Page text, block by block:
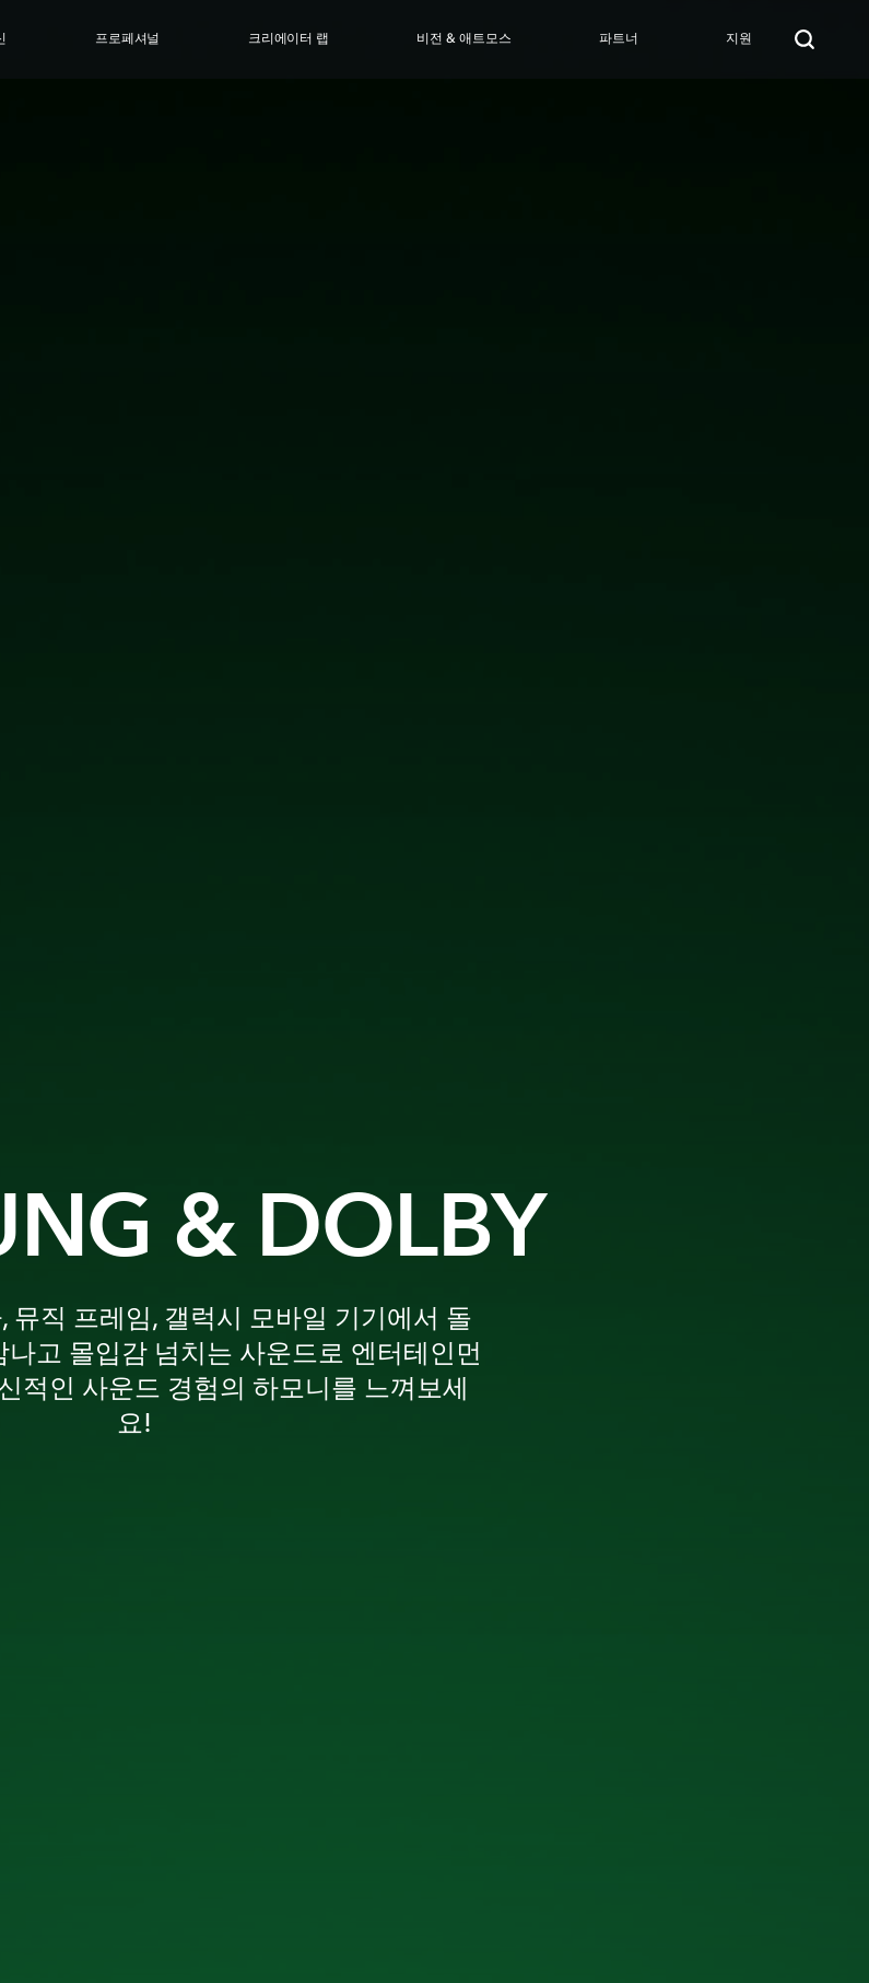
프로페셔널 크리에이터 랩 비전 & 애트모스 파트너 지원
& DOLBY
뮤직 프레임, 갤럭시 모바일 기기에서 돌
나고 몰입감 넘치는 사운드로 엔터테인먼
적인 사운드 경험의 하모니를 느껴보세
요!